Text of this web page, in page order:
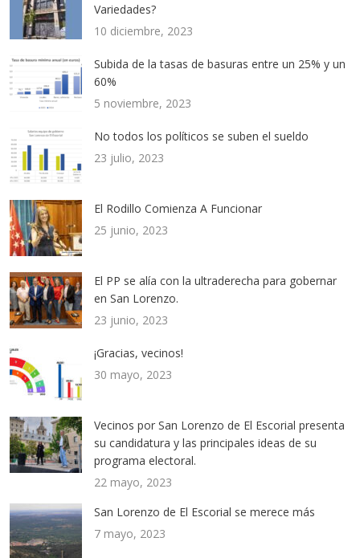
Variedades?
10 diciembre, 2023
Subida de la tasas de basuras entre un 25% y un
60%
5 noviembre, 2023
No todos los políticos se suben el sueldo
23 julio, 2023
El Rodillo Comienza A Funcionar
25 junio, 2023
El PP se alía con la ultraderecha para gobernar
en San Lorenzo.
23 junio, 2023
¡Gracias, vecinos!
30 mayo, 2023
Vecinos por San Lorenzo de El Escorial presenta
su candidatura y las principales ideas de su
programa electoral.
22 mayo, 2023
San Lorenzo de El Escorial se merece más
7 mayo, 2023